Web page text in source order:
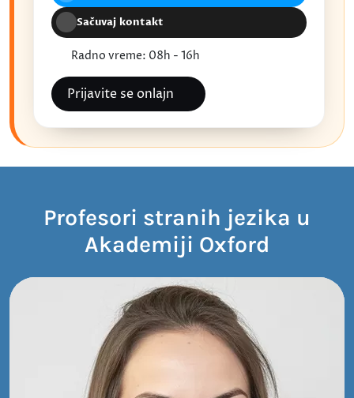
Sačuvaj kontakt
Radno vreme: 08h - 16h
Prijavite se onlajn
Profesori stranih jezika u
Akademiji Oxford